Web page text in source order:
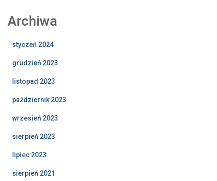
Archiwa
styczeń 2024
grudzień 2023
listopad 2023
październik 2023
wrzesień 2023
sierpień 2023
lipiec 2023
sierpień 2021